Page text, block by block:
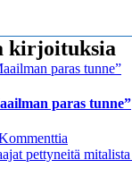
kirjoituksia
paras tunne”